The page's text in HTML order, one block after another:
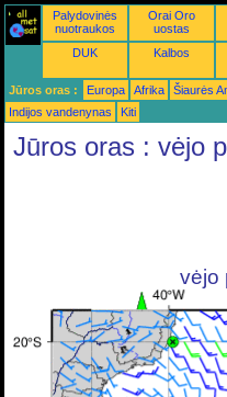
Palydovinės
nuotraukos
Orai Oro
uostas
DUK Kalbos
Jūros oras : Europa Afrika Šiaurės
Indijos vandenynas
Kiti
Jūros oras : vėjo
vėjo